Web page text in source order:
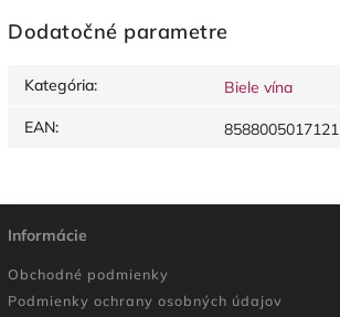
Dodatočné parametre
Kategória:
Biele vína
EAN: 8588005017121
Informácie
Obchodné podmienky
Podmienky ochrany osobných údajov